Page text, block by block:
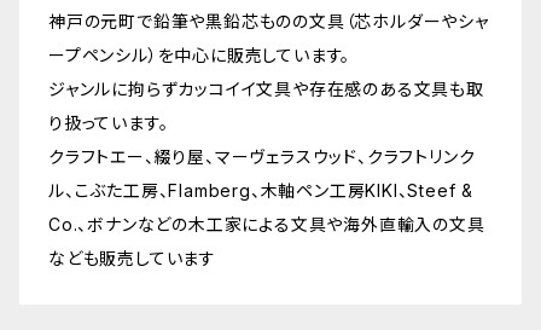
神戸の元町で鉛筆や黒鉛芯ものの文具（芯ホルダーやシャ
ープペンシル）を中心に販売しています。
ジャンルに拘らずカッコイイ文具や存在感のある文具も取
り扱っています。
クラフトエー、綴り屋、マーヴェラスウッド、クラフトリンク
ル、こぶた工房、Flamberg、木軸ペン工房KIKI、Steef &
Co.、ボナンなどの木工家による文具や海外直輸入の文具
なども販売しています